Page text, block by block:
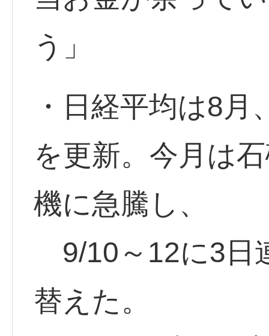
う」
・日経平均は8
を更新。今月は
機に急騰し、
9/10～12に3日
替えた。